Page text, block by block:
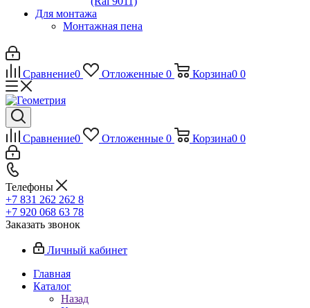
Для монтажа
Монтажная пена
Сравнение0 Отложенные 0 Корзина0 0
Сравнение0 Отложенные 0 Корзина0 0
Телефоны
+7 831 262 262 8
+7 920 068 63 78
Заказать звонок
Личный кабинет
Главная
Каталог
Назад